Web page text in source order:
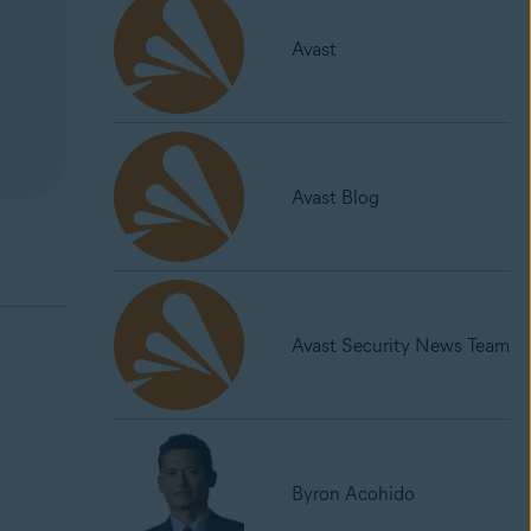
Avast
Avast Blog
Avast Security News Team
Byron Acohido